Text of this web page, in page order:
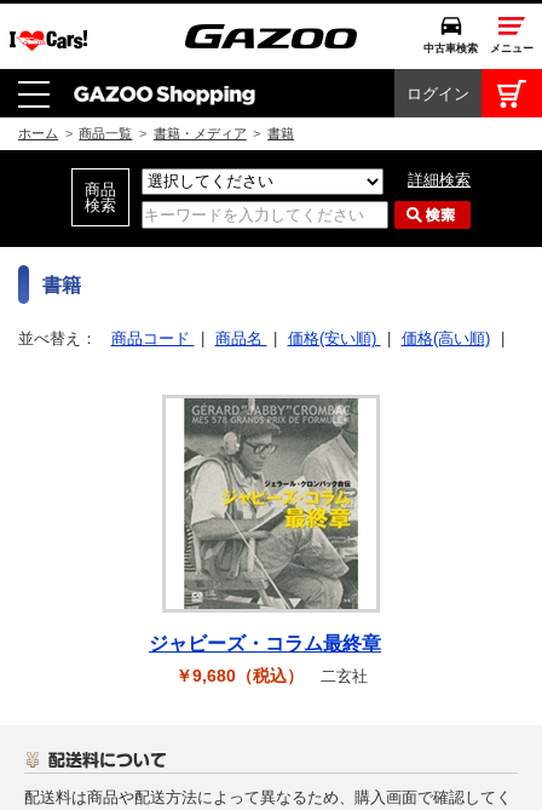
中古車検索 メニュー
中古車検索 クルマカタログ
愛車広場
クルマ情報
モビリティ
ドライブ
TOYOTA GAZOO Racing
ログイン
ホーム > 商品一覧 > 書籍・メディア > 書籍
詳細検索
書籍
並べ替え： 商品コード 商品名 価格(安い順) 価格(高い順)
ジャビーズ・コラム最終章
￥9,680（税込） 二玄社
配送料は商品や配送方法によって異なるため、購入画面で確認してく